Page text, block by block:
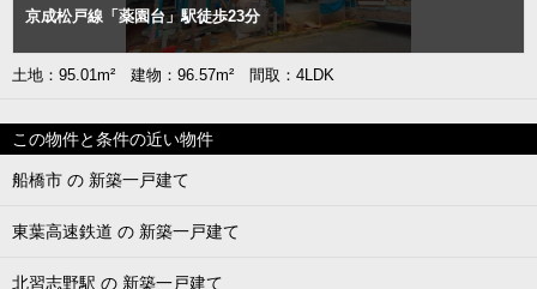
京成松戸線「薬園台」駅徒歩23分
土地：95.01m² 建物：96.57m² 間取：4LDK
この物件と条件の近い物件
船橋市 の 新築一戸建て
東葉高速鉄道 の 新築一戸建て
北習志野駅 の 新築一戸建て